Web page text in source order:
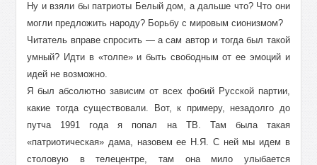
Ну и взяли бы патриоты Белый дом, а дальше что? Что они
могли предложить народу? Борьбу с мировым сионизмом?
Читатель вправе спросить — а сам автор и тогда был такой
умный? Идти в «толпе» и быть свободным от ее эмоций и
идей не возможно.
Я был абсолютно зависим от всех фобий Русской партии,
какие тогда существовали. Вот, к примеру, незадолго до
путча 1991 года я попал на ТВ. Там была такая
«патриотическая» дама, назовем ее Н.Я. С ней мы идем в
столовую в телецентре, там она мило улыбается